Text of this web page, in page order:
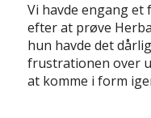
Vi havde engang et
efter at prøve
hun havde det
frustrationen over
at komme i form